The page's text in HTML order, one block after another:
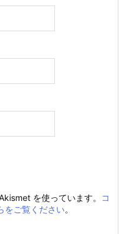
を使っています。
コ
をご覧ください。